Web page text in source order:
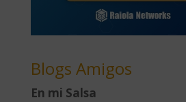
Blogs Amigos
En mi Salsa